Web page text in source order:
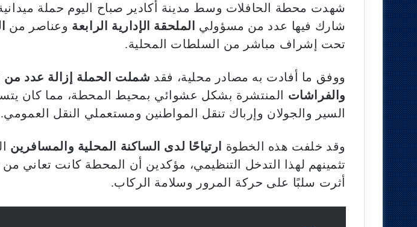
شهدت محطة الحافلات وسط مدينة أكادير صباح اليوم حملة
شارك فيها عدد من مسؤولي
الملحقة الإدارية الرابعة وعناصر من
تحت إشراف مباشر من السلطات المحلية.
ووفق ما أفادت به مصادر محلية، فقد شملت الحملة إزالة عدد من
والفراشات المنتشرة بشكل عشوائي بمحيط المحطة، مما كان
السير والجولان وإرباك تنقل المواطنين ومستعملي النقل العمومي.
وقد خلفت هذه الخطوة ارتياحًا لدى الساكنة المحلية والمسافرين
تثمينهم لهذا التدخل التنظيمي، مؤكدين أن المحطة كانت تعاني
أثرت سلبًا على حركة المرور وسلامة الركاب.